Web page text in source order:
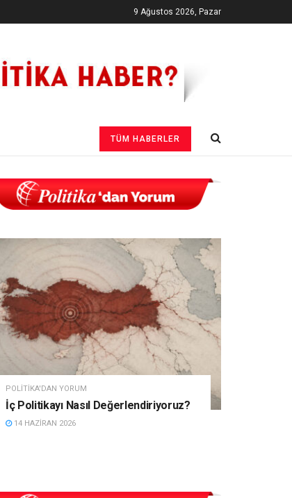
9 Ağustos 2026, Pazar
TÜM HABERLER
POLITIKA'DAN YORUM
İç Politikayı Nasıl Değerlendiriyoruz?
14 HAZIRAN 2026